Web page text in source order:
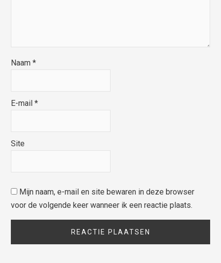
Naam*
E-mail*
Site
Mijn naam, e-mail en site bewaren in deze browser
voor de volgende keer wanneer ik een reactie plaats.